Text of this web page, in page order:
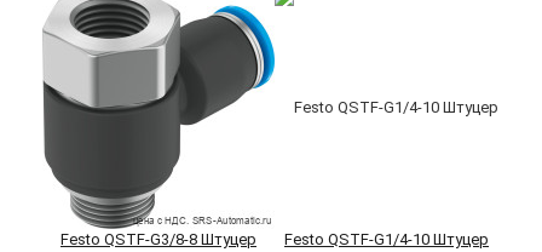
Festo QSTF-G3/8-8 Штуцер Festo QSTF-G1/4-10 Штуцер